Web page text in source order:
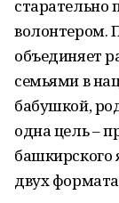
старательно
волонтером.
объединяет
семьями в
бабушкой,
одна цель –
башкирского
двух